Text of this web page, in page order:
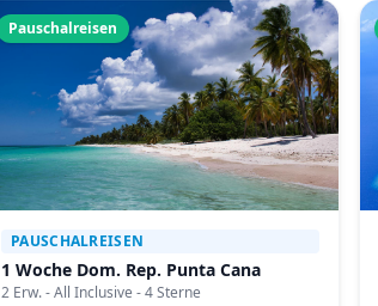
Pauschalreisen
PAUSCHALREISEN
1 Woche Dom. Rep. Punta Cana
2 Erw. - All Inclusive - 4 Sterne